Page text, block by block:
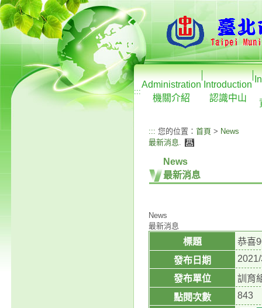
:::
Administration
機關介紹
Introduction
認識中山
::: 您的位置： 首頁 > News
最新消息.
News
最新消息
News
最新消息
標題
恭喜
發布日期
發布單位
訓育
點閱次數
843